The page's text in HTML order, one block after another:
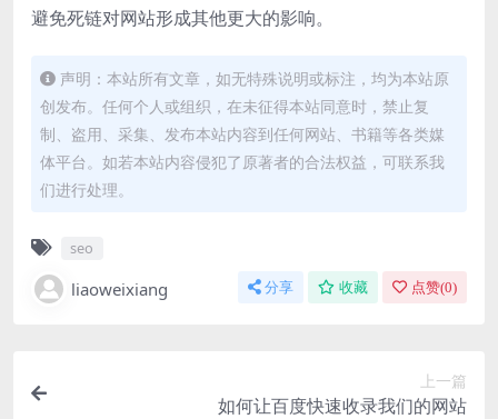
避免死链对网站形成其他更大的影响。
声明：本站所有文章，如无特殊说明或标注，均为本站原
创发布。任何个人或组织，在未征得本站同意时，禁止复
制、盗用、采集、发布本站内容到任何网站、书籍等各类媒
体平台。如若本站内容侵犯了原著者的合法权益，可联系我
们进行处理。
seo
liaoweixiang 分享 收藏 点赞(0)
上一篇
如何让百度快速收录我们的网站